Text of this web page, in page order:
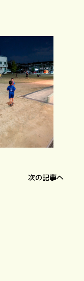
次の記事へ